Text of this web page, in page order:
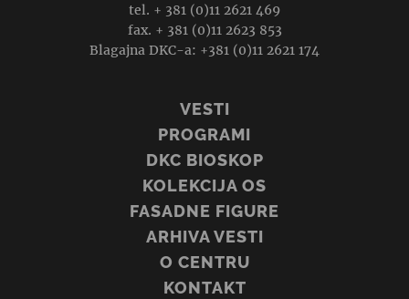
tel. + 381 (0)11 2621 469
fax. + 381 (0)11 2623 853
Blagajna DKC-a: +381 (0)11 2621 174
VESTI
PROGRAMI
DKC BIOSKOP
KOLEKCIJA OS
FASADNE FIGURE
ARHIVA VESTI
O CENTRU
KONTAKT